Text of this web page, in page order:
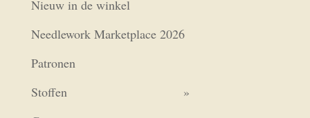
Nieuw in de winkel
Needlework Marketplace 2026
Patronen
Stoffen